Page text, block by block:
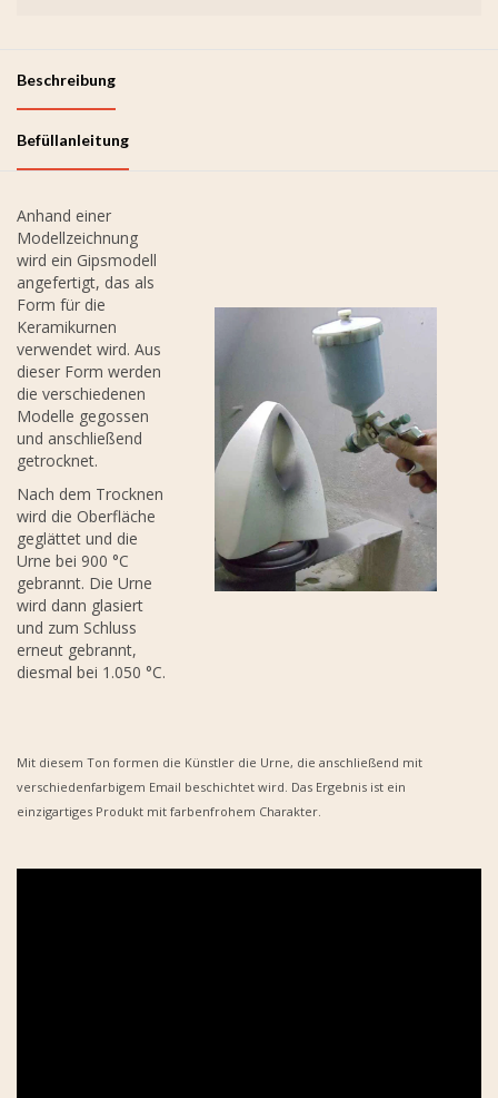
Beschreibung
Befüllanleitung
Anhand einer
Modellzeichnung
wird ein Gipsmodell
angefertigt, das als
Form für die
Keramikurnen
verwendet wird. Aus
dieser Form werden
die verschiedenen
Modelle gegossen
und anschließend
getrocknet.
Nach dem Trocknen
wird die Oberfläche
geglättet und die
Urne bei 900 °C
gebrannt. Die Urne
wird dann glasiert
und zum Schluss
erneut gebrannt,
diesmal bei 1.050 °C.
Mit diesem Ton formen die Künstler die Urne, die anschließend mit
verschiedenfarbigem Email beschichtet wird. Das Ergebnis ist ein
einzigartiges Produkt mit farbenfrohem Charakter.